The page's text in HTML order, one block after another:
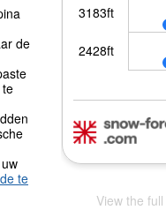
de
te
View the